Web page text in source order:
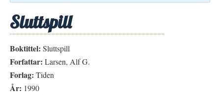
Sluttspill
Boktittel: Sluttspill
Forfattar: Larsen, Alf G.
Forlag: Tiden
År: 1990